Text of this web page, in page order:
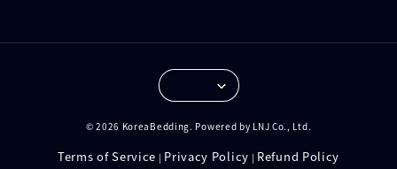
© 2026 KoreaBedding. Powered by LNJ Co., Ltd.
Terms of Service | Privacy Policy | Refund Policy